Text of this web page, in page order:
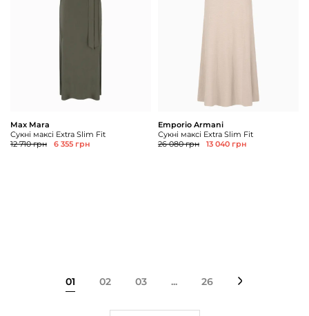
Max Mara
Сукні максі Extra Slim Fit
12 710 грн
6 355 грн
Emporio Armani
Сукні максі Extra Slim Fit
26 080 грн
13 040 грн
01 02 03 ... 26